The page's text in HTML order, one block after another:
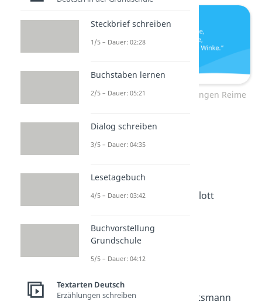
Lustige Verabschiedungen Reime
Mach’s gut, Knut
Geh mit Gott, aber flott
Bye bye, butterfly
Bis dann, Hermann
Bis dann, Weihnachtsmann
Steckbrief schreiben
1/5 – Dauer: 02:28
Buchstaben lernen
2/5 – Dauer: 05:21
Dialog schreiben
3/5 – Dauer: 04:35
Lesetagebuch
4/5 – Dauer: 03:42
Buchvorstellung
Grundschule
5/5 – Dauer: 04:12
Textarten Deutsch
Erzählungen schreiben